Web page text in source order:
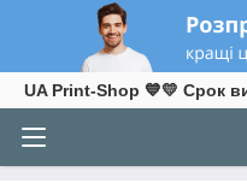
UA Print-Shop ​💙💛 Срок